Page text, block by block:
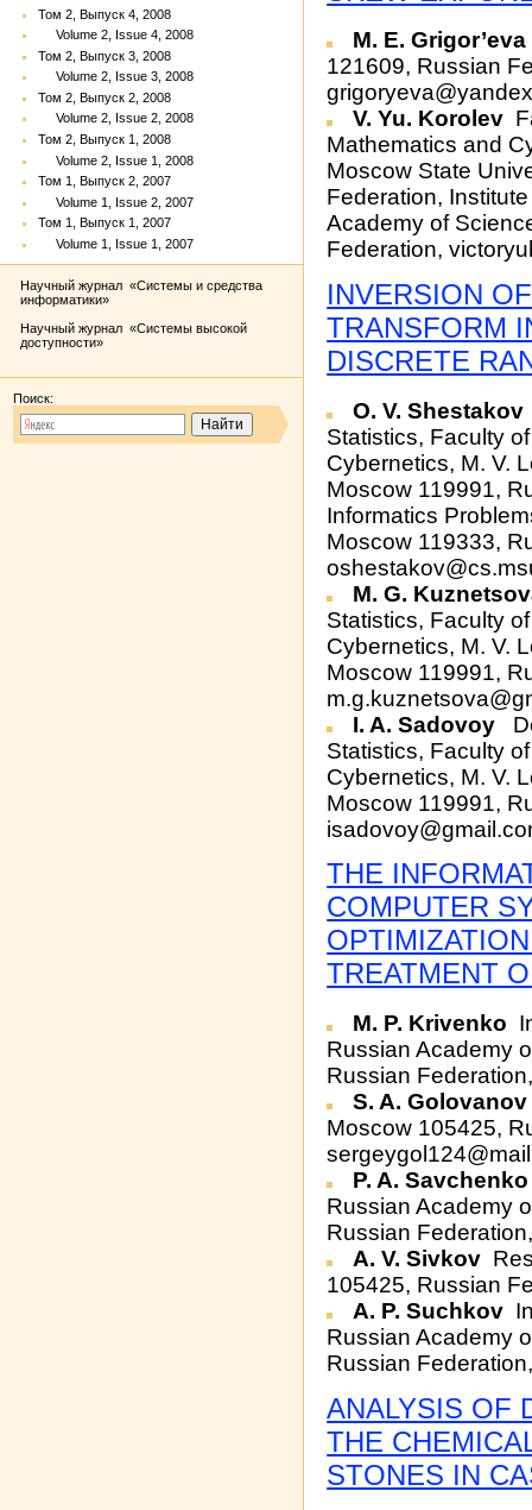
Том 2, Выпуск 4, 2008
Volume 2, Issue 4, 2008
Том 2, Выпуск 3, 2008
Volume 2, Issue 3, 2008
Том 2, Выпуск 2, 2008
Volume 2, Issue 2, 2008
Том 2, Выпуск 1, 2008
Volume 2, Issue 1, 2008
Том 1, Выпуск 2, 2007
Volume 1, Issue 2, 2007
Том 1, Выпуск 1, 2007
Volume 1, Issue 1, 2007
Научный журнал «Системы и средства
информатики»
Научный журнал «Системы высокой
доступности»
Поиск:
M. E. Grigor’eva
121609, Russian
V. Yu. Korolev
Mathematics and
Moscow State
Federation,
Academy of
Federation,
INVERSION
TRANSFORM
DISCRETE
O. V. Shestakov
Statistics, Faculty
Cybernetics, M. V.
Moscow 119991,
Informatics
Moscow 119333,
M. G.
Statistics, Faculty
Cybernetics, M. V.
Moscow 119991,
I. A. Sadovoy
Statistics, Faculty
Cybernetics, M. V.
Moscow 119991,
THE
COMPUTER
TREATMENT
M. P. Krivenko
Russian Academy
Russian
S. A. Golovanov
Moscow 105425,
P. A. Savchenko
Russian Academy
Russian
A. V. Sivkov
105425, Russian
A. P. Suchkov
Russian Academy
Russian
ANALYSIS OF
THE
STONES IN